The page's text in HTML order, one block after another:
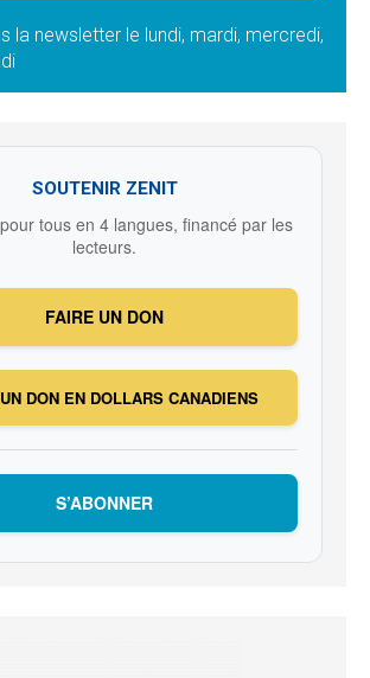
la newsletter le lundi, mardi, mercredi,
SOUTENIR ZENIT
tous en 4 langues, financé par les
lecteurs.
FAIRE UN DON
DON EN DOLLARS CANADIENS
S’ABONNER